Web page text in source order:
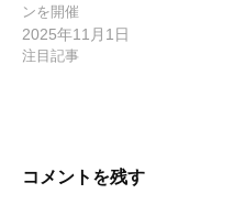
ンを開催
2025年11月1日
注目記事
コメントを残す